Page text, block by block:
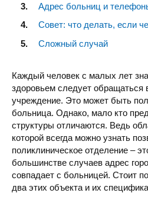
Адрес больниц и
Совет: что делать, если
Сложный случай
Каждый человек с малых лет
здоровьем следует обращаться
учреждение. Это может быть
больница. Однако, мало кто
структуры отличаются. Ведь
которой всегда можно узнать
поликлиническое отделение –
большинстве случаев адрес
совпадает с больницей. Стоит
два этих объекта и их